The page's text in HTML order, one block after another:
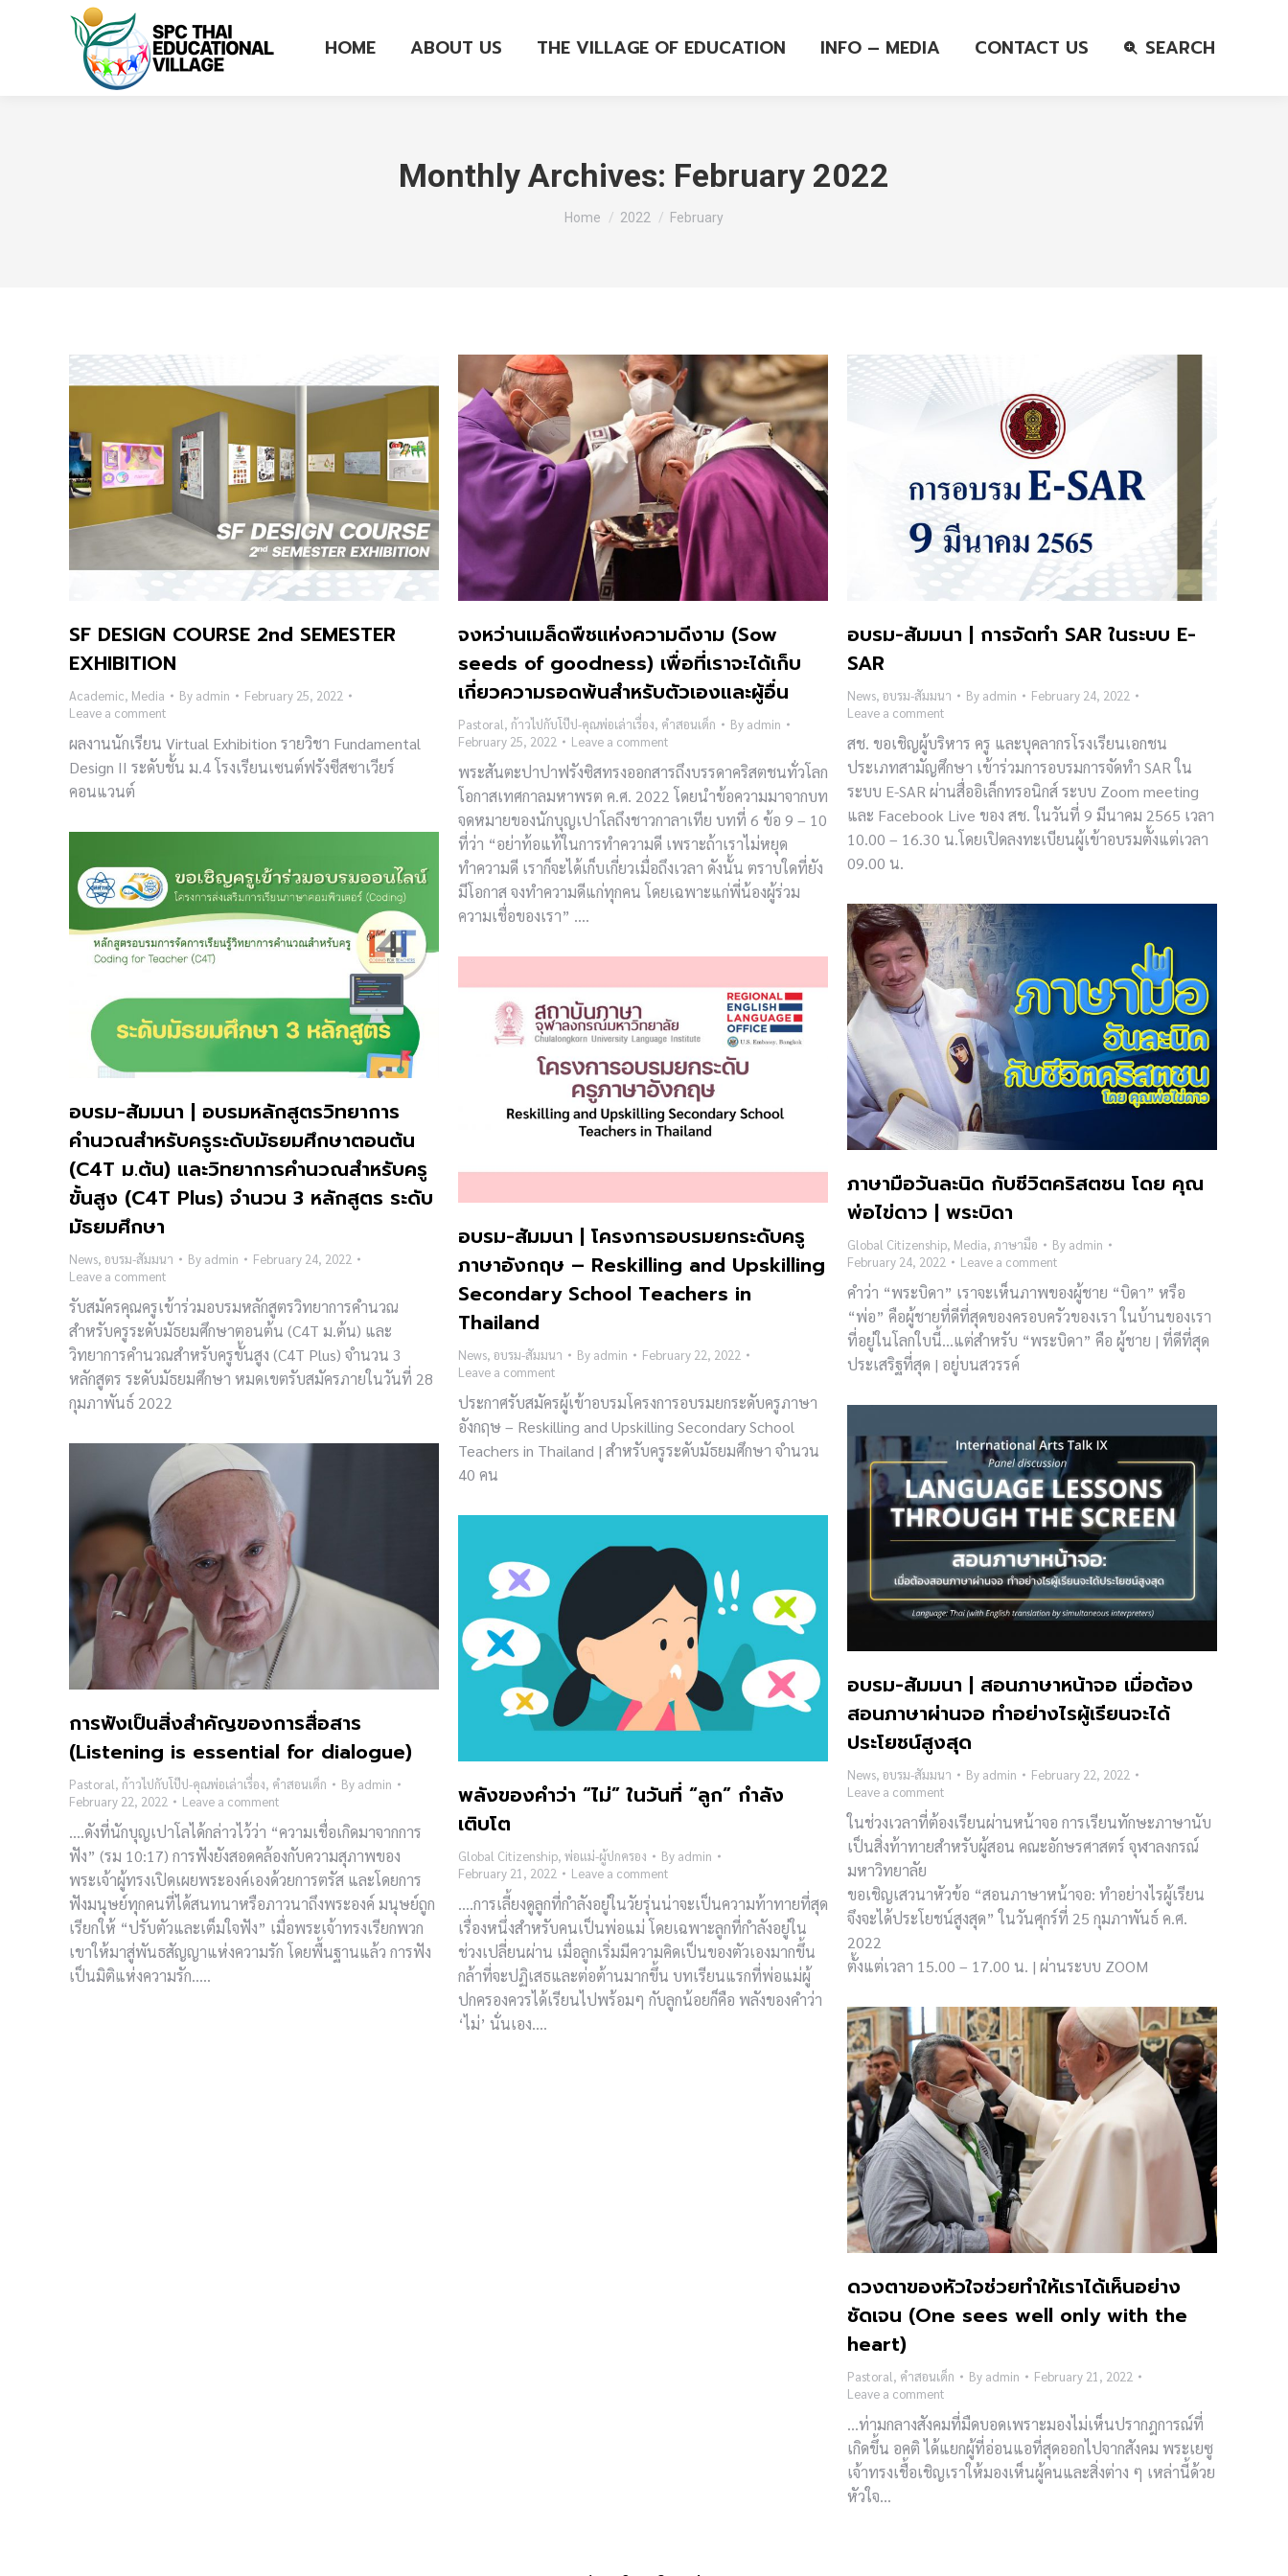
HOME ABOUT US THE VILLAGE OF EDUCATION INFO – MEDIA CONTACT US SEARCH
Monthly Archives: February 2022
You are here:
Home 2022 February
SF DESIGN COURSE 2nd SEMESTER
EXHIBITION
Academic, Media By admin
February 25, 2022
Leave a comment
ผลงานนักเรียน Virtual Exhibition รายวิชา Fundamental
Design II ระดับชั้น ม.4 โรงเรียนเซนต์ฟรังซีสซาเวียร์
คอนแวนต์
จงหว่านเมล็ดพืชแห่งความดีงาม (Sow
seeds of goodness) เพื่อที่เราจะได้เก็บ
เกี่ยวความรอดพ้นสำหรับตัวเองและผู้อื่น
Pastoral, ก้าวไปกับโป๊ป-คุณพ่อเล่าเรื่อง, คำสอนเด็ก By admin
February 25, 2022
Leave a comment
พระสันตะปาปาฟรังซิสทรงออกสารถึงบรรดาคริสตชนทั่วโลก
โอกาสเทศกาลมหาพรต ค.ศ. 2022 โดยนำข้อความมาจากบท
จดหมายของนักบุญเปาโลถึงชาวกาลาเทีย บทที่ 6 ข้อ 9 – 10
ที่ว่า “อย่าท้อแท้ในการทำความดี เพราะถ้าเราไม่หยุด
ทำความดี เราก็จะได้เก็บเกี่ยวเมื่อถึงเวลา ดังนั้น ตราบใดที่ยัง
มีโอกาส จงทำความดีแก่ทุกคน โดยเฉพาะแก่พี่น้องผู้ร่วม
ความเชื่อของเรา” ….
อบรม-สัมมนา | การจัดทำ SAR ในระบบ E-
SAR
News, อบรม-สัมมนา By admin
February 24, 2022
Leave a comment
สช. ขอเชิญผู้บริหาร ครู และบุคลากรโรงเรียนเอกชน
ประเภทสามัญศึกษา เข้าร่วมการอบรมการจัดทำ SAR ใน
ระบบ E-SAR ผ่านสื่ออิเล็กทรอนิกส์ ระบบ Zoom meeting
และ Facebook Live ของ สช. ในวันที่ 9 มีนาคม 2565 เวลา
10.00 – 16.30 น.โดยเปิดลงทะเบียนผู้เข้าอบรมตั้งแต่เวลา
09.00 น.
อบรม-สัมมนา | อบรมหลักสูตรวิทยาการ
คำนวณสำหรับครูระดับมัธยมศึกษาตอนต้น
(C4T ม.ต้น) และวิทยาการคำนวณสำหรับครู
ขั้นสูง (C4T Plus) จำนวน 3 หลักสูตร ระดับ
มัธยมศึกษา
News, อบรม-สัมมนา By admin
February 24, 2022
Leave a comment
รับสมัครคุณครูเข้าร่วมอบรมหลักสูตรวิทยาการคำนวณ
สำหรับครูระดับมัธยมศึกษาตอนต้น (C4T ม.ต้น) และ
วิทยาการคำนวณสำหรับครูขั้นสูง (C4T Plus) จำนวน 3
หลักสูตร ระดับมัธยมศึกษา หมดเขตรับสมัครภายในวันที่ 28
กุมภาพันธ์ 2022
ภาษามือวันละนิด กับชีวิตคริสตชน โดย คุณ
พ่อไข่ดาว | พระบิดา
Global Citizenship, Media, ภาษามือ By admin
February 24, 2022
Leave a comment
คำว่า “พระบิดา” เราจะเห็นภาพของผู้ชาย “บิดา” หรือ
“พ่อ” คือผู้ชายที่ดีที่สุดของครอบครัวของเรา ในบ้านของเรา
ที่อยู่ในโลกใบนี้…แต่สำหรับ “พระบิดา” คือ ผู้ชาย | ที่ดีที่สุด
ประเสริฐที่สุด | อยู่บนสวรรค์
อบรม-สัมมนา | โครงการอบรมยกระดับครู
ภาษาอังกฤษ – Reskilling and Upskilling
Secondary School Teachers in
Thailand
News, อบรม-สัมมนา By admin
February 22, 2022
Leave a comment
ประกาศรับสมัครผู้เข้าอบรมโครงการอบรมยกระดับครูภาษา
อังกฤษ – Reskilling and Upskilling Secondary School
Teachers in Thailand | สําหรับครูระดับมัธยมศึกษา จํานวน
40 คน
อบรม-สัมมนา | สอนภาษาหน้าจอ เมื่อต้อง
สอนภาษาผ่านจอ ทำอย่างไรผู้เรียนจะได้
ประโยชน์สูงสุด
News, อบรม-สัมมนา By admin
February 22, 2022
Leave a comment
ในช่วงเวลาที่ต้องเรียนผ่านหน้าจอ การเรียนทักษะภาษานับ
เป็นสิ่งท้าทายสำหรับผู้สอน คณะอักษรศาสตร์ จุฬาลงกรณ์
มหาวิทยาลัย
ขอเชิญเสวนาหัวข้อ “สอนภาษาหน้าจอ: ทำอย่างไรผู้เรียน
จึงจะได้ประโยชน์สูงสุด” ในวันศุกร์ที่ 25 กุมภาพันธ์ ค.ศ.
2022
ตั้งแต่เวลา 15.00 – 17.00 น. | ผ่านระบบ ZOOM
การฟังเป็นสิ่งสำคัญของการสื่อสาร
(Listening is essential for dialogue)
Pastoral, ก้าวไปกับโป๊ป-คุณพ่อเล่าเรื่อง, คำสอนเด็ก By admin
February 22, 2022
Leave a comment
….ดังที่นักบุญเปาโลได้กล่าวไว้ว่า “ความเชื่อเกิดมาจากการ
ฟัง” (รม 10:17) การฟังยังสอดคล้องกับความสุภาพของ
พระเจ้าผู้ทรงเปิดเผยพระองค์เองด้วยการตรัส และโดยการ
ฟังมนุษย์ทุกคนที่ได้สนทนาหรือภาวนาถึงพระองค์ มนุษย์ถูก
เรียกให้ “ปรับตัวและเต็มใจฟัง” เมื่อพระเจ้าทรงเรียกพวก
เขาให้มาสู่พันธสัญญาแห่งความรัก โดยพื้นฐานแล้ว การฟัง
เป็นมิติแห่งความรัก…..
พลังของคำว่า “ไม่” ในวันที่ “ลูก” กำลัง
เติบโต
Global Citizenship, พ่อแม่-ผู้ปกครอง By admin
February 21, 2022
Leave a comment
….การเลี้ยงดูลูกที่กำลังอยู่ในวัยรุ่นน่าจะเป็นความท้าทายที่สุด
เรื่องหนึ่งสำหรับคนเป็นพ่อแม่ โดยเฉพาะลูกที่กำลังอยู่ใน
ช่วงเปลี่ยนผ่าน เมื่อลูกเริ่มมีความคิดเป็นของตัวเองมากขึ้น
กล้าที่จะปฏิเสธและต่อต้านมากขึ้น บทเรียนแรกที่พ่อแม่ผู้
ปกครองควรได้เรียนไปพร้อมๆ กับลูกน้อยก็คือ พลังของคำว่า
‘ไม่’ นั่นเอง….
ดวงตาของหัวใจช่วยทำให้เราได้เห็นอย่าง
ชัดเจน (One sees well only with the
heart)
Pastoral, คำสอนเด็ก By admin
February 21, 2022
Leave a comment
…ท่ามกลางสังคมที่มืดบอดเพราะมองไม่เห็นปรากฎการณ์ที่
เกิดขึ้น อคติ ได้แยกผู้ที่อ่อนแอที่สุดออกไปจากสังคม พระเยซู
เจ้าทรงเชื้อเชิญเราให้มองเห็นผู้คนและสิ่งต่าง ๆ เหล่านี้ด้วย
หัวใจ…